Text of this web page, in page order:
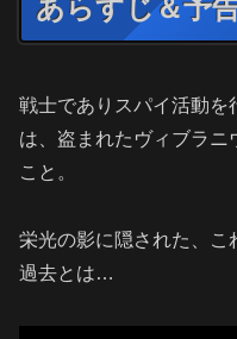
あらすじ＆予
戦士でありスパイ活動を
は、盗まれたヴィブラニ
こと。
栄光の影に隠された、こ
過去とは…